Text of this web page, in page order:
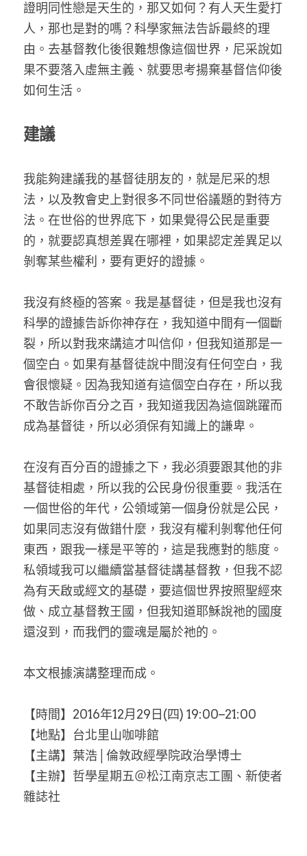
證明同性戀是天生的，那又如何？有人天生愛打
人，那也是對的嗎？科學家無法告訴最終的理
由。去基督教化後很難想像這個世界，尼采說如
果不要落入虛無主義、就要思考揚棄基督信仰後
如何生活。
建議
我能夠建議我的基督徒朋友的，就是尼采的想
法，以及教會史上對很多不同世俗議題的對待方
法。在世俗的世界底下，如果覺得公民是重要
的，就要認真想差異在哪裡，如果認定差異足以
剝奪某些權利，要有更好的證據。
我沒有終極的答案。我是基督徒，但是我也沒有
科學的證據告訴你神存在，我知道中間有一個斷
裂，所以對我來講這才叫信仰，但我知道那是一
個空白。如果有基督徒說中間沒有任何空白，我
會很懷疑。因為我知道有這個空白存在，所以我
不敢告訴你百分之百，我知道我因為這個跳躍而
成為基督徒，所以必須保有知識上的謙卑。
在沒有百分百的證據之下，我必須要跟其他的非
基督徒相處，所以我的公民身份很重要。我活在
一個世俗的年代，公領域第一個身份就是公民，
如果同志沒有做錯什麼，我沒有權利剝奪他任何
東西，跟我一樣是平等的，這是我應對的態度。
私領域我可以繼續當基督徒講基督教，但我不認
為有天啟或經文的基礎，要這個世界按照聖經來
做、成立基督教王國，但我知道耶穌說祂的國度
還沒到，而我們的靈魂是屬於祂的。
本文根據演講整理而成。
【時間】2016年12月29日(四) 19:00–21:00
【地點】台北里山咖啡館
【主講】葉浩│倫敦政經學院政治學博士
【主辦】哲學星期五＠松江南京志工團、新使者
雜誌社